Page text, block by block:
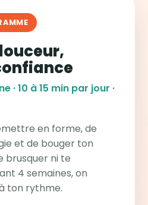
· 10 à 15 min par jour ·
en forme, de
et de bouger ton
brusquer ni te
4 semaines, on
ton rythme.